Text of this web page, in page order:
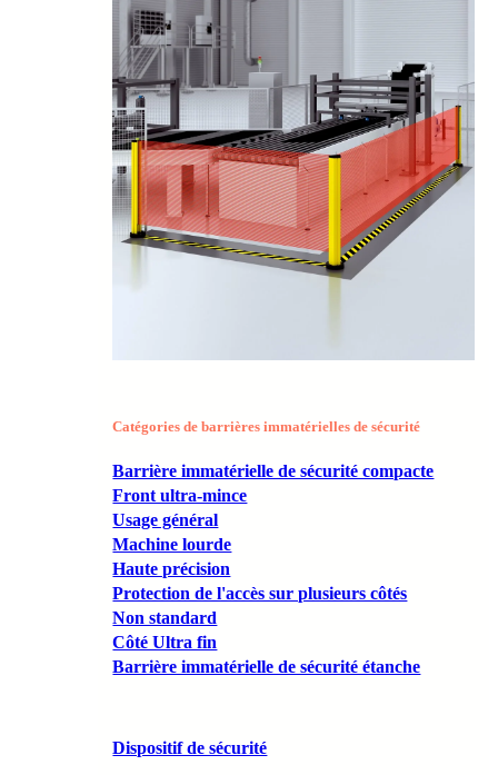
Catégories de barrières immatérielles de sécurité
Barrière immatérielle de sécurité compacte
Front ultra-mince
Usage général
Machine lourde
Haute précision
Protection de l'accès sur plusieurs côtés
Non standard
Côté Ultra fin
Barrière immatérielle de sécurité étanche
Dispositif de sécurité